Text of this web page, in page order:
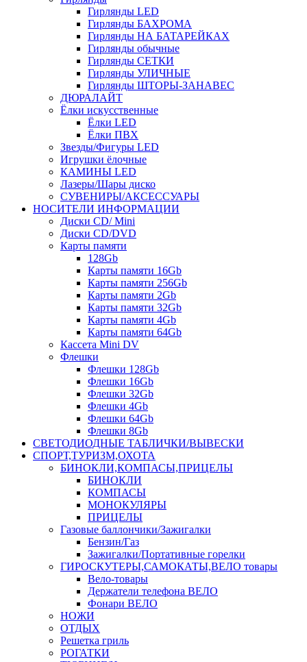
Гирлянды LED
Гирлянды БАХРОМА
Гирлянды НА БАТАРЕЙКАХ
Гирлянды обычные
Гирлянды СЕТКИ
Гирлянды УЛИЧНЫЕ
Гирлянды ШТОРЫ-ЗАНАВЕС
ДЮРАЛАЙТ
Ёлки искусственные
Ёлки LED
Ёлки ПВХ
Звезды/Фигуры LED
Игрушки ёлочные
КАМИНЫ LED
Лазеры/Шары диско
СУВЕНИРЫ/АКСЕССУАРЫ
НОСИТЕЛИ ИНФОРМАЦИИ
Диски CD/ Mini
Диски CD/DVD
Карты памяти
128Gb
Карты памяти 16Gb
Карты памяти 256Gb
Карты памяти 2Gb
Карты памяти 32Gb
Карты памяти 4Gb
Карты памяти 64Gb
Кассета Mini DV
Флешки
Флешки 128Gb
Флешки 16Gb
Флешки 32Gb
Флешки 4Gb
Флешки 64Gb
Флешки 8Gb
СВЕТОДИОДНЫЕ ТАБЛИЧКИ/ВЫВЕСКИ
СПОРТ,ТУРИЗМ,ОХОТА
БИНОКЛИ,КОМПАСЫ,ПРИЦЕЛЫ
БИНОКЛИ
КОМПАСЫ
МОНОКУЛЯРЫ
ПРИЦЕЛЫ
Газовые баллончики/Зажигалки
Бензин/Газ
Зажигалки/Портативные горелки
ГИРОСКУТЕРЫ,САМОКАТЫ,ВЕЛО товары
Вело-товары
Держатели телефона ВЕЛО
Фонари ВЕЛО
НОЖИ
ОТДЫХ
Решетка гриль
РОГАТКИ